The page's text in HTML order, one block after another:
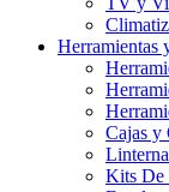
Herramientas
Cajas y
Kits De